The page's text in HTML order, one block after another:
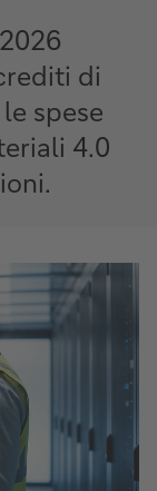
di
spese
4.0